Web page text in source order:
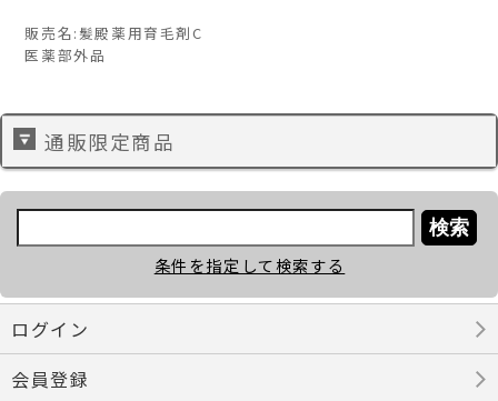
販売名:髪殿薬用育毛剤C
医薬部外品
通販限定商品
条件を指定して検索する
ログイン
会員登録